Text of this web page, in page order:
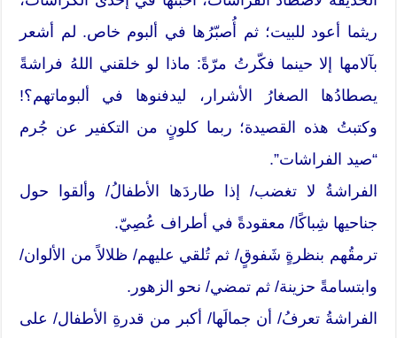
ريثما أعود للبيت؛ ثم أُصبّرُها في ألبوم خاص. لم أشعر
بآلامها إلا حينما فكّرتُ مرّةً: ماذا لو خلقني اللهُ فراشةً
يصطادُها الصغارُ الأشرار، ليدفنوها في ألبوماتهم؟!
وكتبتُ هذه القصيدة؛ ربما كلونٍ من التكفير عن جُرم
“صيد الفراشات”.
الفراشةُ لا تغضب/ إذا طاردَها الأطفالُ/ وألقوا حول
جناحيها شِباكًا/ معقودةً في أطراف عُصِيّ.
ترمقُهم بنظرةٍ شَفوقٍ/ ثم تُلقي عليهم/ ظلالاً من الألوان/
وابتسامةً حزينة/ ثم تمضي/ نحو الزهور.
الفراشةُ تعرفُ/ أن جمالَها/ أكبر من قدرةِ الأطفال/ على